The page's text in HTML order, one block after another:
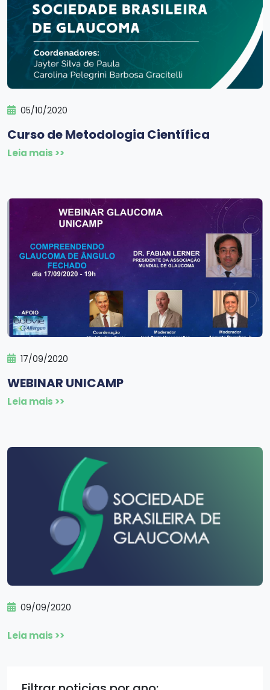
05/10/2020
Curso de Metodologia Científica
Leia mais >>
17/09/2020
WEBINAR UNICAMP
Leia mais >>
09/09/2020
Leia mais >>